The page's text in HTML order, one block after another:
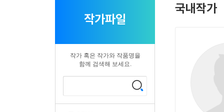
작가파일
작가 혹은 작가와 작품명을
함께 검색해 보세요.
국내작가